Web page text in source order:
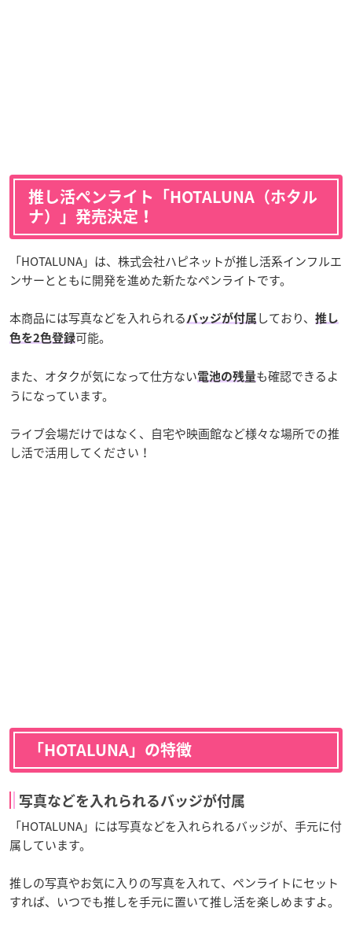
推し活ペンライト「HOTALUNA（ホタル
ナ）
」発売決定！
「HOTALUNA」は、株式会社ハピネットが推し活系インフルエ
ンサーとともに開発を進めた新たなペンライトです。
本商品には写真などを入れられる バッジが付属 しており、
推し
色を2色登録可能。
また、オタクが気になって仕方ない電池の残量も確認できるよ
うになっています。
ライブ会場だけではなく、自宅や映画館など様々な場所での推
し活で活用してください！
「HOTALUNA」の特徴
写真などを入れられるバッジが付属
「HOTALUNA」には写真などを入れられるバッジが、手元に付
属しています。
推しの写真やお気に入りの写真を入れて、ペンライトにセット
すれば、いつでも推しを手元に置いて推し活を楽しめますよ。